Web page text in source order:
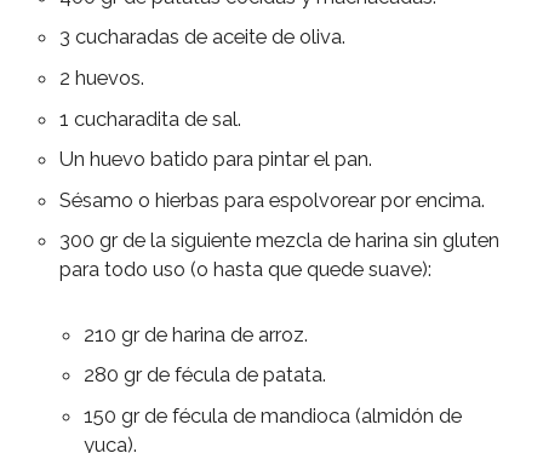
3 cucharadas de aceite de oliva.
2 huevos.
1 cucharadita de sal.
Un huevo batido para pintar el pan.
Sésamo o hierbas para espolvorear por encima.
300 gr de la siguiente mezcla de harina sin gluten
para todo uso (o hasta que quede suave):
210 gr de harina de arroz.
280 gr de fécula de patata.
150 gr de fécula de mandioca (almidón de
yuca).